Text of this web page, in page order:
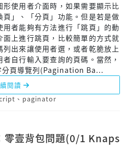
使用者介面時，如果需要顯示比
」、「分頁」功能。但是若是做
者能夠有方法進行「跳頁」的動
上進行跳頁，比較簡單的方式就
出來讓使用者選，或者乾脆放上
自行輸入要查詢的頁碼。當然，
分頁導覽列(Pagination Ba...
閱讀
、 paginator
零壹背包問題(0/1 Knaps